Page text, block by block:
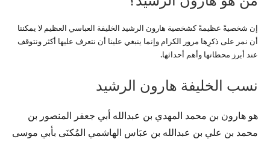
إن شخصيةً عظيمةً كشخصية هارون الرشيد الخليفة العباسي العظيم لا يمكننا
أن نمر على ذكرِها مرور الكرام وإنما ينبغي علينا أن نتعرف عليها أكثر ونتوقف
عند أبرز محطاتها وأهم أحداثها.
نسب الخليفة هارون الرشيد
هو هارون بن محمد المهدي بن عبدالله أبي جعفر المنصور بن
محمد بن علي بن عبدالله بن عبَاس الهاشمي المُكنَى بأبي موسى